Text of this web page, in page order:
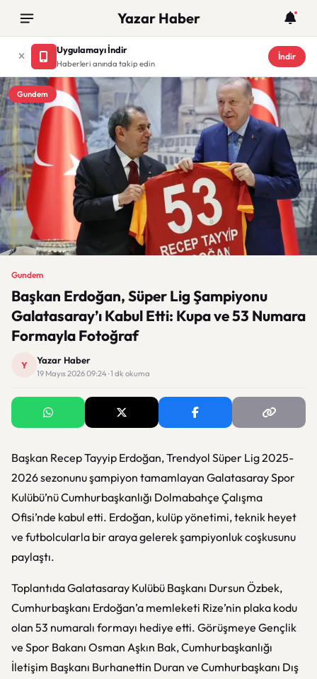
Yazar Haber
Uygulamayı İndir
Haberleri anında takip edin
İndir
Gundem
Gundem
Başkan Erdoğan, Süper Lig Şampiyonu
Galatasaray’ı Kabul Etti: Kupa ve 53 Numara
Formayla Fotoğraf
Y Yazar Haber
19 Mayıs 2026 09:24 · 1 dk okuma
Başkan Recep Tayyip Erdoğan, Trendyol Süper Lig 2025-
2026 sezonunu şampiyon tamamlayan Galatasaray Spor
Kulübü’nü Cumhurbaşkanlığı Dolmabahçe Çalışma
Ofisi’nde kabul etti. Erdoğan, kulüp yönetimi, teknik heyet
ve futbolcularla bir araya gelerek şampiyonluk coşkusunu
paylaştı.
Toplantıda Galatasaray Kulübü Başkanı Dursun Özbek,
Cumhurbaşkanı Erdoğan’a memleketi Rize’nin plaka kodu
olan 53 numaralı formayı hediye etti. Görüşmeye Gençlik
ve Spor Bakanı Osman Aşkın Bak, Cumhurbaşkanlığı
İletişim Başkanı Burhanettin Duran ve Cumhurbaşkanı Dış